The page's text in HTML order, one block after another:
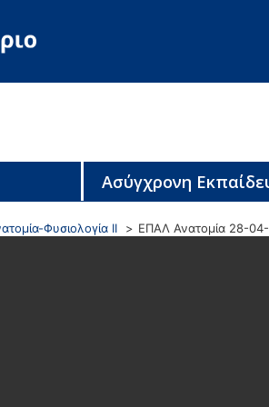
Ασύγχρονη
Φυσιολογία ΙΙ ΕΠΑΛ Ανατομία 28-